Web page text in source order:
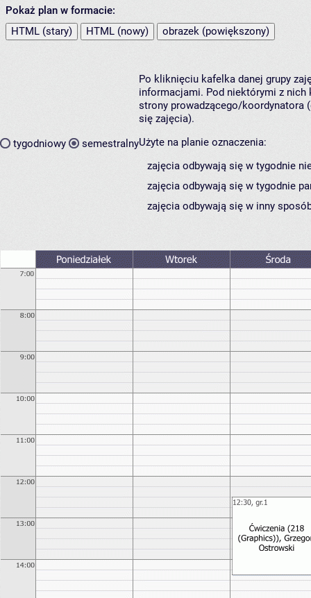
Pokaż plan w formacie:
HTML (stary)
HTML (nowy) obrazek (powiększony)
tygodniowy semestralny
Po kliknięciu kafelka danej grupy
informacjami. Pod niektórymi z nich
strony prowadzącego/koordynatora
się zajęcia).
Użyte na planie oznaczenia:
zajęcia odbywają się w tygodnie
zajęcia odbywają się w tygodnie
zajęcia odbywają się w inny